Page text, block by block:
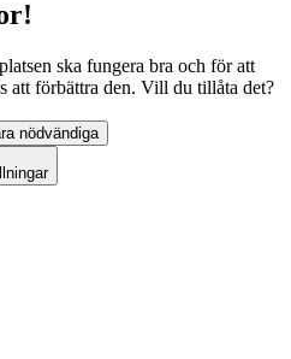
ska fungera bra och för att
att förbättra den. Vill du tillåta det?
nödvändiga